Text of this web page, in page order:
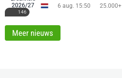
146
6 aug. 15:50 25.000+
Meer nieuws